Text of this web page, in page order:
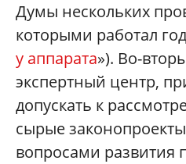
Думы нескольких
которыми работал
у аппарата»). Во-
экспертный центр,
допускать к
сырые
вопросами развития